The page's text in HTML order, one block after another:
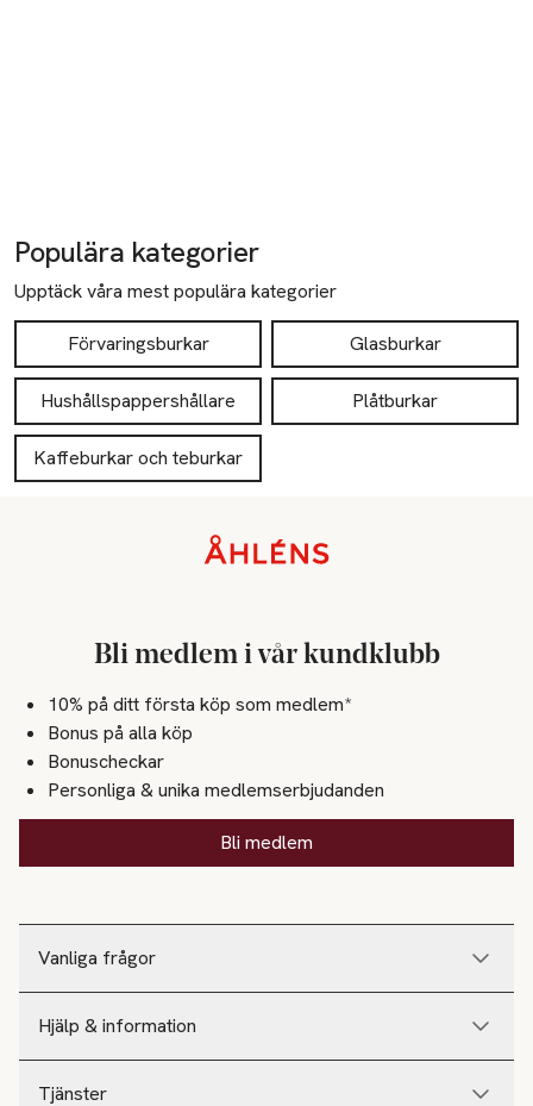
Populära kategorier
Upptäck våra mest populära kategorier
Förvaringsburkar Glasburkar
Hushållspappershållare Plåtburkar
Kaffeburkar och teburkar
Vanliga frågor
Hjälp & information
Tjänster
Bli medlem i vår kundklubb
10% på ditt första köp som medlem*
Bonus på alla köp
Bonuscheckar
Personliga & unika medlemserbjudanden
Bli medlem